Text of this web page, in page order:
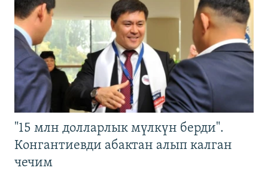
"15 млн долларлык мүлкүн берди".
Конгантиевди абактан алып калган
чечим